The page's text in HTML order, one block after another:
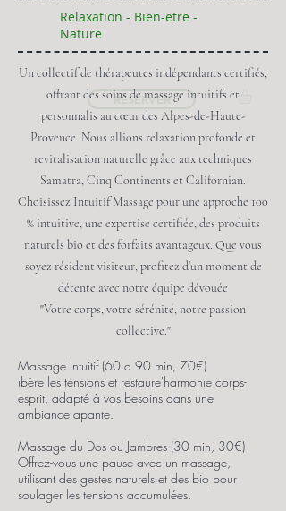
RÉSERVER
Relaxation - Bien-etre -
Nature
Un collectif de thérapeutes indépendants certifiés,
offrant des soins de massage intuitifs et
personnalis au cœur des Alpes-de-Haute-
Provence. Nous allions relaxation profonde et
revitalisation naturelle grâce aux techniques
Samatra, Cinq Continents et Californian.
Choisissez Intuitif Massage pour une approche 100
% intuitive, une expertise certifiée, des produits
naturels bio et des forfaits avantageux. Que vous
soyez résident visiteur, profitez d’un moment de
détente avec notre équipe dévouée
"Votre corps, votre sérénité, notre passion
collective."
Massage Intuitif (60 a 90 min, 70€)
ibère les tensions et restaure'harmonie corps-
esprit, adapté à vos besoins dans une
ambiance apante.
Massage du Dos ou Jambres (30 min, 30€)
Offrez-vous une pause avec un massage,
utilisant des gestes naturels et des bio pour
soulager les tensions accumulées.